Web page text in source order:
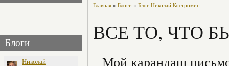
Блоги
Николай
Главная » Блоги » Блог Николай Костромин
ВСЕ ТО, ЧТО
Мой карандаш